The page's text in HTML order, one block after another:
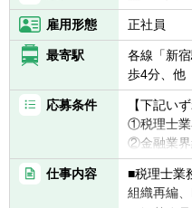
雇用形態 正社員
最寄駅
各線「新
歩4分、他
応募条件
【下記い
①税理士業
②金融業界
③社会人
つ 税理士
④税理士
仕事内容
■税理士業
組織再編